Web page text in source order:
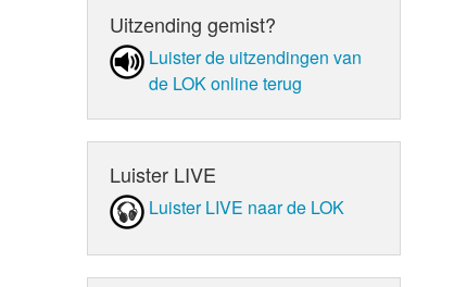
Uitzending gemist?
Luister de uit­zen­din­gen van
de LOK online terug
Luister LIVE
Luister LIVE naar de LOK